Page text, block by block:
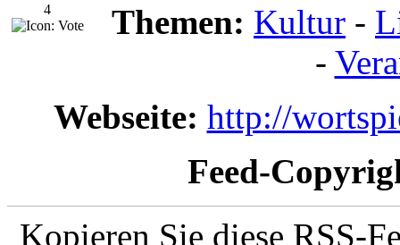
4 Themen: Kultur -
-
Webseite: http://
Feed-
Kopieren Sie diese RSS-